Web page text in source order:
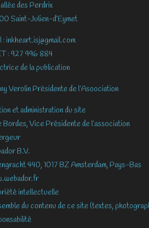
des Perdrix
Saint-Julien-d’Eymet
: inkheart.isj@gmail.com
: 927 996 884
de la publication
Verolin Présidente de l’Asoociation
et administration du site
Bordes, Vice Présidente de l’association
B.V.
440, 1017 BZ Amsterdam, Pays-Bas
intellectuelle
du contenu de ce site (textes,